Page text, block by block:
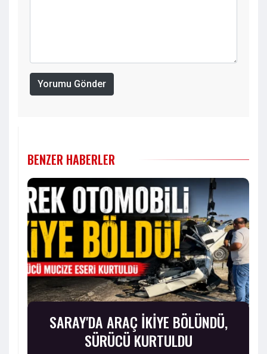
Yorumu Gönder
BENZER HABERLER
SARAY'DA ARAÇ İKİYE BÖLÜNDÜ,
SÜRÜCÜ KURTULDU